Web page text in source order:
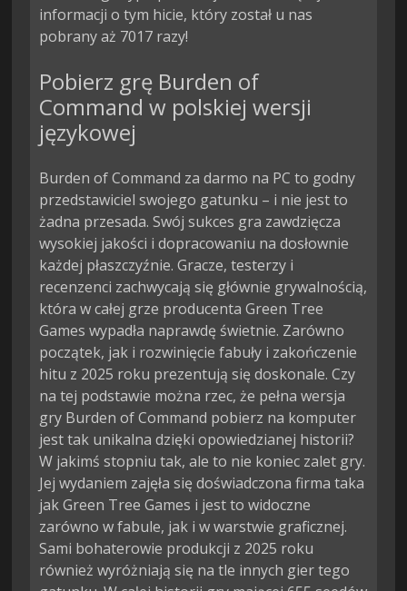
informacji o tym hicie, który został u nas
pobrany aż 7017 razy!
Pobierz grę Burden of
Command w polskiej wersji
językowej
Burden of Command za darmo na PC to godny
przedstawiciel swojego gatunku – i nie jest to
żadna przesada. Swój sukces gra zawdzięcza
wysokiej jakości i dopracowaniu na dosłownie
każdej płaszczyźnie. Gracze, testerzy i
recenzenci zachwycają się głównie grywalnością,
która w całej grze producenta Green Tree
Games wypadła naprawdę świetnie. Zarówno
początek, jak i rozwinięcie fabuły i zakończenie
hitu z 2025 roku prezentują się doskonale. Czy
na tej podstawie można rzec, że pełna wersja
gry Burden of Command pobierz na komputer
jest tak unikalna dzięki opowiedzianej historii?
W jakimś stopniu tak, ale to nie koniec zalet gry.
Jej wydaniem zajęła się doświadczona firma taka
jak Green Tree Games i jest to widoczne
zarówno w fabule, jak i w warstwie graficznej.
Sami bohaterowie produkcji z 2025 roku
również wyróżniają się na tle innych gier tego